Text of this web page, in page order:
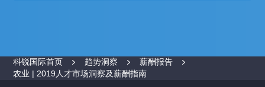
科锐国际首页 趋势洞察
薪酬报告
农业 | 2019人才市场洞察及薪酬指南